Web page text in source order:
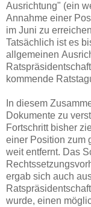
Ausrichtung" (ein
Annahme einer
im Juni zu
Tatsächlich ist es
allgemeinen
kommende
In diesem
Dokumente zu
Fortschritt bisher
einer Position zum
weit entfernt. Das
ergab sich auch
wurde, einen